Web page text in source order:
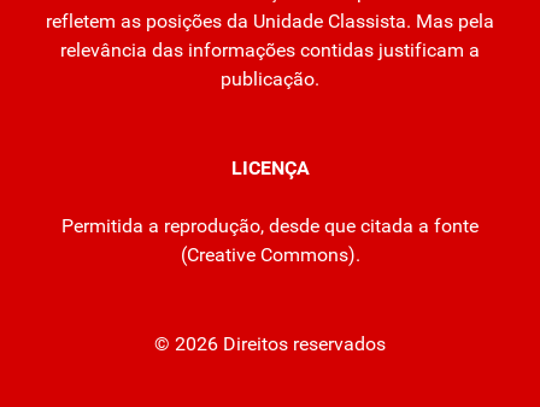
refletem as posições da Unidade Classista. Mas pela
relevância das informações contidas justificam a
publicação.
LICENÇA
Permitida a reprodução, desde que citada a fonte
(Creative Commons).
© 2026 Direitos reservados